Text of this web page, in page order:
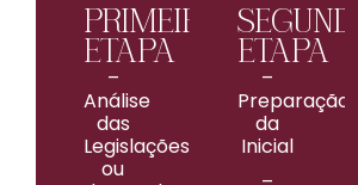
PRIMEIRA
ETAPA
–
Análise
das
Legislações
ou
SEGUNDA
ETAPA
–
Preparação
da
Inicial